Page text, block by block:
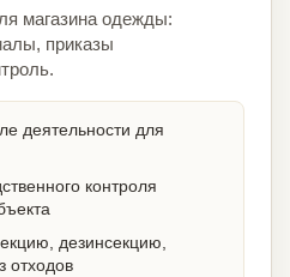
магазина одежды:
приказы
деятельности для
контроля
дезинсекцию,
отходов